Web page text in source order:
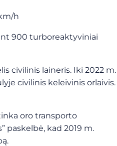
h
900 turboreaktyviniai
civilinis laineris. Iki 2022 m.
civilinis keleivinis orlaivis.
oro transporto
paskelbė, kad 2019 m.